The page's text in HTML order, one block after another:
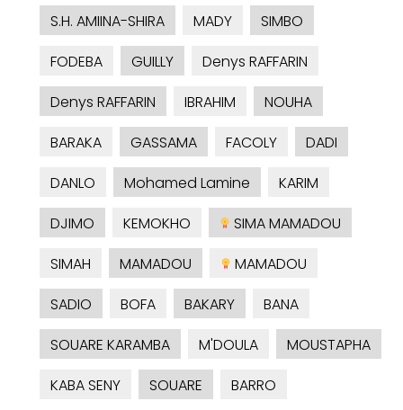
S.H. AMIINA-SHIRA
MADY
SIMBO
FODEBA
GUILLY
Denys RAFFARIN
Denys RAFFARIN
IBRAHIM
NOUHA
BARAKA
GASSAMA FACOLY
DADI
DANLO
Mohamed Lamine
KARIM
DJIMO
KEMOKHO
SIMA MAMADOU
SIMAH
MAMADOU
MAMADOU
SADIO
BOFA BAKARY
BANA
SOUARE KARAMBA
M'DOULA
MOUSTAPHA
KABA SENY
SOUARE
BARRO